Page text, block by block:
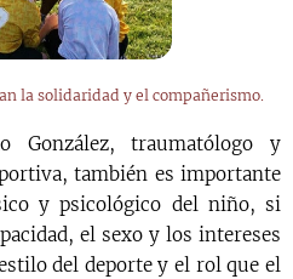
la solidaridad y el compañerismo.
González, traumatólogo y
también es importante
y psicológico del niño, si
el sexo y los intereses
del deporte y el rol que el